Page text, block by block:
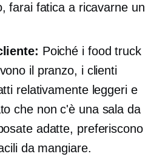
farai fatica a ricavarne un
Poiché i food truck
il pranzo, i clienti
relativamente leggeri e
che non c'è una sala da
adatte, preferiscono
da mangiare.